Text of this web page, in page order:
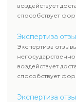
воздействует
способствует
Экспертиза
Экспертиза
воздействует
способствует
Экспертиза